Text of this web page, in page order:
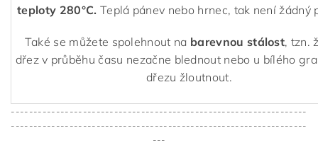
teploty 280°C. Teplá pánev nebo hrnec, tak není žádný
Také se můžete spolehnout na barevnou stálost, tzn.
dřez v průběhu času nezačne blednout nebo u bílého
dřezu žloutnout.
------------------------------------------------------------------
------------------------------------------------------------------
---